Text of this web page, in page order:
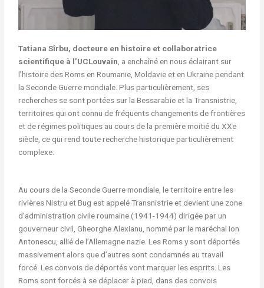
Tatiana Sîrbu, docteure en histoire et collaboratrice
scientifique à l’UCLouvain, a enchaîné en nous éclairant sur
l’histoire des Roms en Roumanie, Moldavie et en Ukraine pendant
la Seconde Guerre mondiale. Plus particulièrement, ses
recherches se sont portées sur la Bessarabie et la Transnistrie,
territoires qui ont connu de fréquents changements de frontières
et de régimes politiques au cours de la première moitié du XXe
siècle, ce qui rend toute recherche historique particulièrement
complexe.
Au cours de la Seconde Guerre mondiale, le territoire entre les
rivières Nistru et Bug est appelé Transnistrie et devient une zone
d’administration civile roumaine (1941-1944) dirigée par un
gouverneur civil, Gheorghe Alexianu, nommé par le maréchal Ion
Antonescu, allié de l’Allemagne nazie. Les Roms y sont déportés
massivement alors que d’autres sont condamnés au travail
forcé. Les convois de déportés vont marquer les esprits. Les
Roms sont forcés à se déplacer à pied, dans des convois